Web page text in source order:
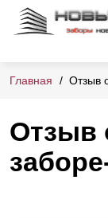
Главная Отзыв
Отзыв